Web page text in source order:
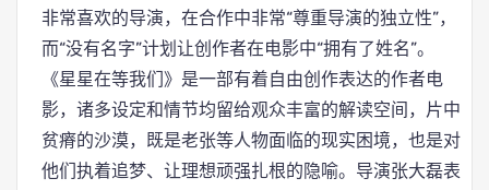
非常喜欢的导演，在合作中非常“尊重导演的独立性”，
而“没有名字”计划让创作者在电影中“拥有了姓名”。
《星星在等我们》是一部有着自由创作表达的作者电
影，诸多设定和情节均留给观众丰富的解读空间，片中
贫瘠的沙漠，既是老张等人物面临的现实困境，也是对
他们执着追梦、让理想顽强扎根的隐喻。导演张大磊表